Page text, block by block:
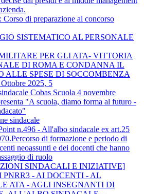
Corso di preparazione al concorso
SISTEMATICO AL PERSONALE
PER GLI ATA- VITTORIA
DI ROMA E CONDANNA IL
ALLE SPESE DI SOCCOMBENZA
2025, 5
Cobas Scuola 4 novembre
"A scuola, diamo forma al futuro -
sindacale
n.496 - All'albo sindacale ex art.25
di formazione e periodo di
neoassunti e dei docenti che hanno
di ruolo
SINDACALI E INIZIATIVE]
PNRR3 - AI DOCENTI - AL
ATA - AGLI INSEGNANTI DI